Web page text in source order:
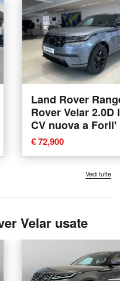
Land Rover
Rover Velar 2.0D
CV nuova a Forli'
€ 72,900
Vedi tutte
Velar usate